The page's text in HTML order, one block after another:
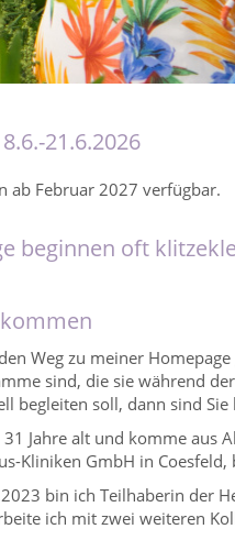
21.6.2026
ab Februar 2027 verfügbar.
beginnen oft
Weg zu meiner
sind, die sie während
begleiten soll, dann sind
31 Jahre alt und komme aus
Kliniken GmbH in
bin ich Teilhaberin der
ich mit zwei weiteren